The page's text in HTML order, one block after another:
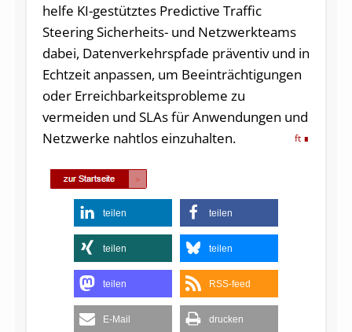
helfe KI-gestütztes Predictive Traffic
Steering Sicherheits- und Netzwerkteams
dabei, Datenverkehrspfade präventiv und in
Echtzeit anpassen, um Beeinträchtigungen
oder Erreichbarkeitsprobleme zu
vermeiden und SLAs für Anwendungen und
Netzwerke nahtlos einzuhalten.
ft
teilen teilen
teilen teilen
teilen RSS-feed
E-Mail drucken